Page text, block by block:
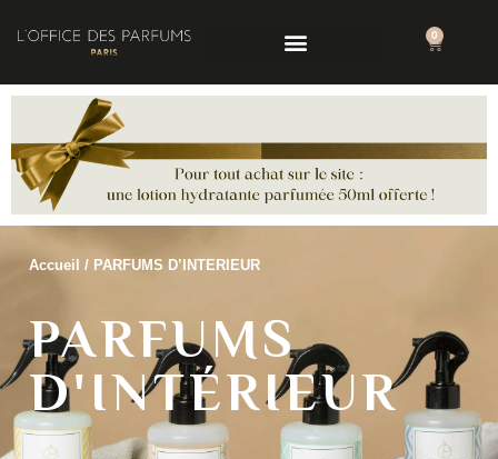
0
Accueil / PARFUMS D’INTERIEUR
PARFUMS
D'INTÉRIEUR